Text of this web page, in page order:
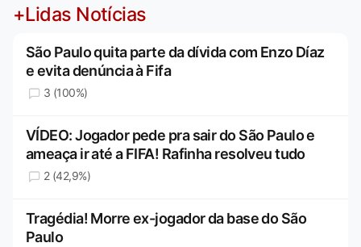
+Lidas Notícias
São Paulo quita parte da dívida com Enzo Díaz
e evita denúncia à Fifa
3 (100%)
VÍDEO: Jogador pede pra sair do São Paulo e
ameaça ir até a FIFA! Rafinha resolveu tudo
2 (42,9%)
Tragédia! Morre ex-jogador da base do São
Paulo